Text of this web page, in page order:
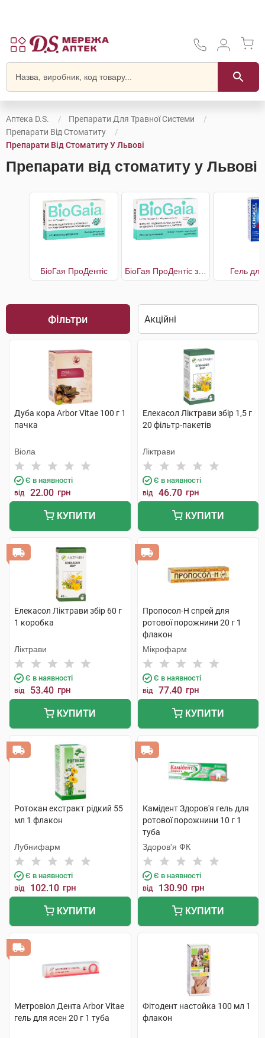
Аптека D.S.
Препарати Для Травної Системи
Препарати Від Стоматиту
Препарати Від Стоматиту У Львові
Препарати від стоматиту у Львові
БіоГая ПроДентіс Гель
Фільтри
Дуба кора Arbor Vitae 100 г 1
пачка
Віола
Є в наявності
від 22.00 грн
КУПИТИ
Елекасол Ліктрави збір 1,5 г
20 фільтр-пакетів
Ліктрави
Є в наявності
від 46.70 грн
КУПИТИ
Елекасол Ліктрави збір 60 г
1 коробка
Ліктрави
Є в наявності
від 53.40 грн
КУПИТИ
Пропосол-Н спрей для
ротової порожнини 20 г 1
флакон
Мікрофарм
Є в наявності
від 77.40 грн
КУПИТИ
Ротокан екстракт рідкий 55
мл 1 флакон
Лубнифарм
Є в наявності
від 102.10 грн
КУПИТИ
Камідент Здоров'я гель для
ротової порожнини 10 г 1
туба
Здоров'я ФК
Є в наявності
від 130.90 грн
КУПИТИ
Метровіол Дента Arbor Vitae
гель для ясен 20 г 1 туба
Фітодент настойка 100 мл 1
флакон